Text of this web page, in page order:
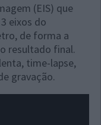
(EIS) que
eixos do
de forma a
resultado final.
time-lapse,
gravação.